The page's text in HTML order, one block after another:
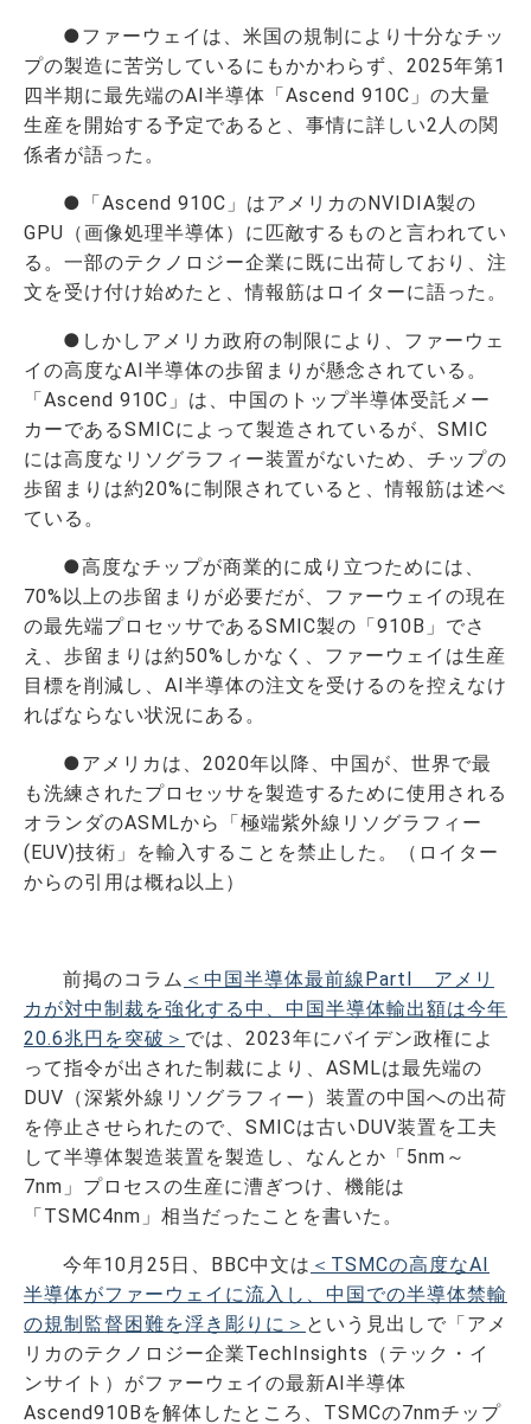
●ファーウェイは、米国の規制により十分なチッ
プの製造に苦労しているにもかかわらず、2025年第1
四半期に最先端のAI半導体「Ascend 910C」の大量
生産を開始する予定であると、事情に詳しい2人の関
係者が語った。
●「Ascend 910C」はアメリカのNVIDIA製の
GPU（画像処理半導体）に匹敵するものと言われてい
る。一部のテクノロジー企業に既に出荷しており、注
文を受け付け始めたと、情報筋はロイターに語った。
●しかしアメリカ政府の制限により、ファーウェ
イの高度なAI半導体の歩留まりが懸念されている。
「Ascend 910C」は、中国のトップ半導体受託メー
カーであるSMICによって製造されているが、SMIC
には高度なリソグラフィー装置がないため、チップの
歩留まりは約20%に制限されていると、情報筋は述べ
ている。
●高度なチップが商業的に成り立つためには、
70%以上の歩留まりが必要だが、ファーウェイの現在
の最先端プロセッサであるSMIC製の「910B」でさ
え、歩留まりは約50%しかなく、ファーウェイは生産
目標を削減し、AI半導体の注文を受けるのを控えなけ
ればならない状況にある。
●アメリカは、2020年以降、中国が、世界で最
も洗練されたプロセッサを製造するために使用される
オランダのASMLから「極端紫外線リソグラフィー
(EUV)技術」を輸入することを禁止した。（ロイター
からの引用は概ね以上）
前掲のコラム ＜中国半導体最前線PartⅠ アメリ
カが対中制裁を強化する中、中国半導体輸出額は今年
20.6兆円を突破＞ では、2023年にバイデン政権によ
って指令が出された制裁により、ASMLは最先端の
DUV（深紫外線リソグラフィー）装置の中国への出荷
を停止させられたので、SMICは古いDUV装置を工夫
して半導体製造装置を製造し、なんとか「5nm～
7nm」プロセスの生産に漕ぎつけ、機能は
「TSMC4nm」相当だったことを書いた。
今年10月25日、BBC中文は ＜TSMCの高度なAI
半導体がファーウェイに流入し、中国での半導体禁輸
の規制監督困難を浮き彫りに＞ という見出しで「アメ
リカのテクノロジー企業TechInsights（テック・イ
ンサイト）がファーウェイの最新AI半導体
Ascend910Bを解体したところ、TSMCの7nmチップ